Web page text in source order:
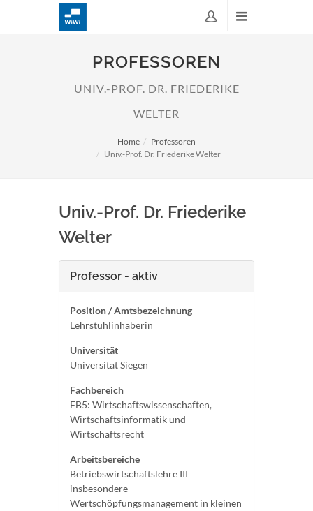
PROFESSOREN
UNIV.-PROF. DR. FRIEDERIKE
WELTER
Home
Professoren
Univ.-Prof. Dr. Friederike Welter
Univ.-Prof. Dr. Friederike
Welter
Professor - aktiv
Position / Amtsbezeichnung
Lehrstuhlinhaberin
Universität
Universität Siegen
Fachbereich
FB5: Wirtschaftswissenschaften,
Wirtschaftsinformatik und
Wirtschaftsrecht
Arbeitsbereiche
Betriebswirtschaftslehre III
insbesondere
Wertschöpfungsmanagement in kleinen